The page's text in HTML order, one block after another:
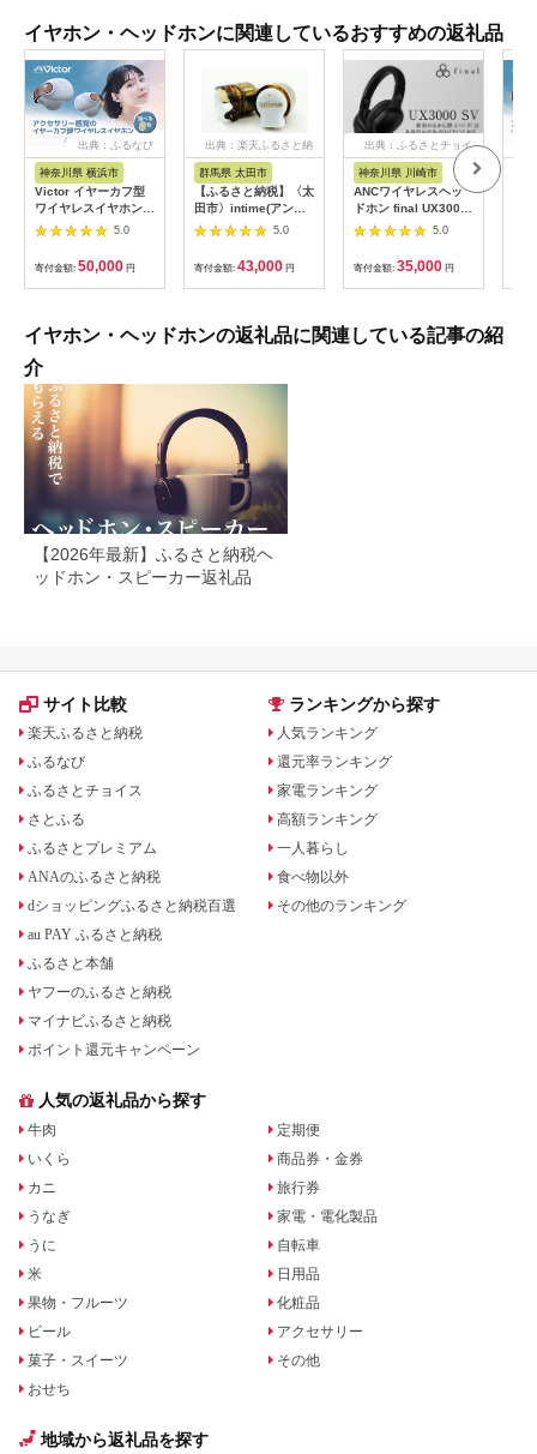
イヤホン・ヘッドホンに関連しているおすすめの返礼品
出典：ふるなび
神奈川県 横浜市
Victor イヤーカフ型
ワイヤレスイヤホン
HA-NP1T-W オフホワ
イト イヤホン
AJZ0014VC05
5.0
寄付金額: 50,000 円
出典：楽天ふるさと納
群馬県 太田市
【ふるさと納税】〈太
田市〉intime(アンテ
ィーム)雅MarkII
Type-P【1461142】
5.0
寄付金額: 43,000 円
出典：ふるさとチョイ
神奈川県 川崎市
ANCワイヤレスヘッ
ドホン final UX3000
SV シリーズ最新/ノイ
ズキャンセリング/ノ
イキャン/ANC/マイク
付き
5.0
寄付金額: 35,000 円
イヤホン・ヘッドホンの返礼品に関連している記事の紹
介
【2026年最新】ふるさと納税ヘ
ッドホン・スピーカー返礼品
サイト比較
楽天ふるさと納税
ふるなび
ふるさとチョイス
さとふる
ふるさとプレミアム
ANAのふるさと納税
dショッピングふるさと納税百選
au PAY ふるさと納税
ふるさと本舗
ヤフーのふるさと納税
マイナビふるさと納税
ポイント還元キャンペーン
ランキングから探す
人気ランキング
還元率ランキング
家電ランキング
高額ランキング
一人暮らし
食べ物以外
その他のランキング
人気の返礼品から探す
牛肉
いくら
カニ
うなぎ
うに
米
果物・フルーツ
ビール
菓子・スイーツ
おせち
定期便
商品券・金券
旅行券
家電・電化製品
自転車
日用品
化粧品
アクセサリー
その他
地域から返礼品を探す